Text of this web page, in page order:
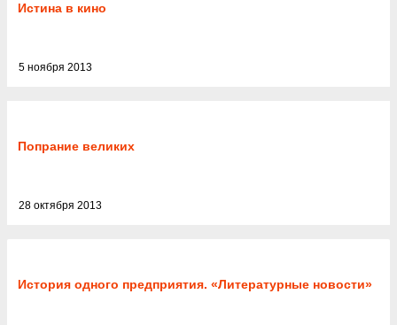
Истина в кино
5 ноября 2013
Попрание великих
28 октября 2013
История одного предприятия. «Литературные новости»